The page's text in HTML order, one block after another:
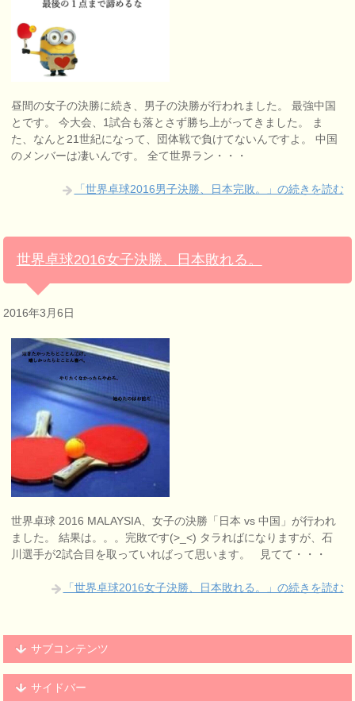
昼間の女子の決勝に続き、男子の決勝が行われました。 最強中国
とです。 今大会、1試合も落とさず勝ち上がってきました。 ま
た、なんと21世紀になって、団体戦で負けてないんですよ。 中国
のメンバーは凄いんです。 全て世界ラン・・・
「世界卓球2016男子決勝、日本完敗。」の続きを読む
世界卓球2016女子決勝、日本敗れる。
2016年3月6日
世界卓球 2016 MALAYSIA、女子の決勝「日本 vs 中国」が行われ
ました。 結果は。。。完敗です(>_<) タラればになりますが、石
川選手が2試合目を取っていればって思います。 見てて・・・
「世界卓球2016女子決勝、日本敗れる。」の続きを読む
サブコンテンツ
サイドバー